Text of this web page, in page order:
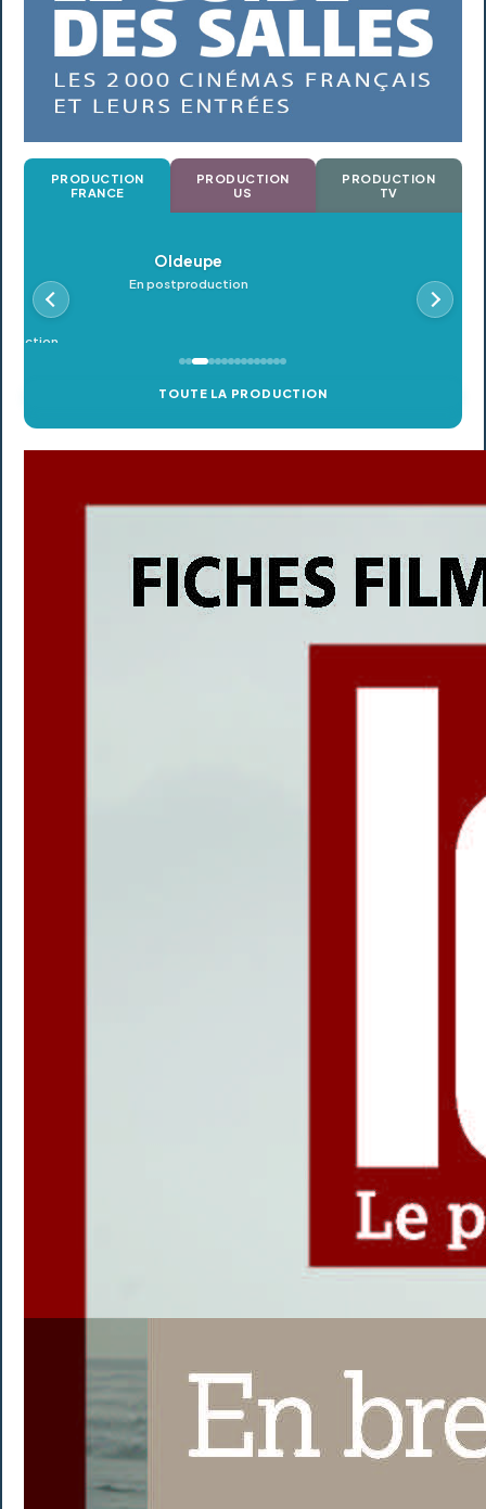
PRODUCTION
FRANCE
PRODUCTION
US
PRODUCTION
TV
Oldeupe
En postproduction En postproduction
TOUTE LA PRODUCTION